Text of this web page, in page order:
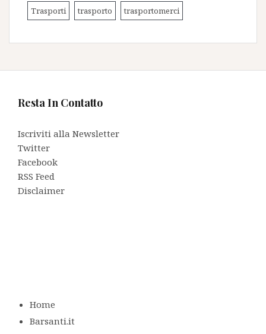
Trasporti trasporto trasportomerci
Resta In Contatto
Iscriviti alla Newsletter
Twitter
Facebook
RSS Feed
Disclaimer
Home
Barsanti.it